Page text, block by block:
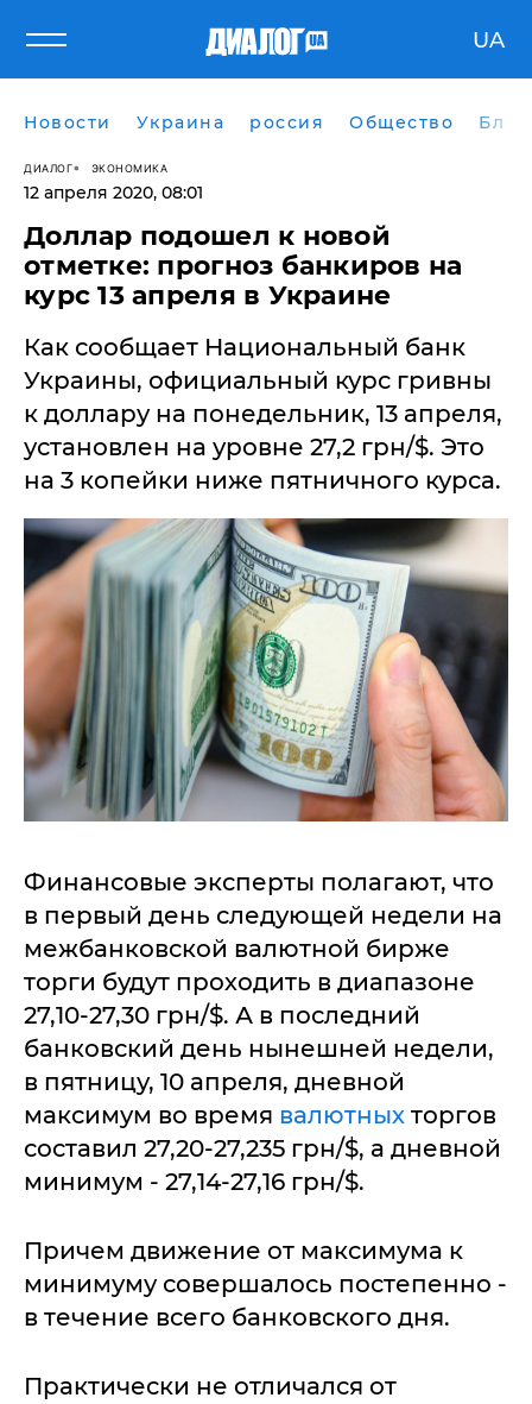
UA
Новости Украина россия Общество
ДИАЛОГ ЭКОНОМИКА
12 апреля 2020, 08:01
Доллар подошел к новой
отметке: прогноз банкиров на
курс 13 апреля в Украине
Как сообщает Национальный банк
Украины, официальный курс гривны
к доллару на понедельник, 13 апреля,
установлен на уровне 27,2 грн/$. Это
на 3 копейки ниже пятничного курса.
Финансовые эксперты полагают, что
в первый день следующей недели на
межбанковской валютной бирже
торги будут проходить в диапазоне
27,10-27,30 грн/$. А в последний
банковский день нынешней недели,
в пятницу, 10 апреля, дневной
максимум во время валютных торгов
составил 27,20-27,235 грн/$, а дневной
минимум - 27,14-27,16 грн/$.
Причем движение от максимума к
минимуму совершалось постепенно -
в течение всего банковского дня.
Практически не отличался от